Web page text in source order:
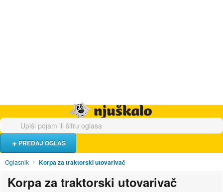
PREDAJ OGLAS
Oglasnik Korpa za traktorski utovarivač
Korpa za traktorski utovarivač